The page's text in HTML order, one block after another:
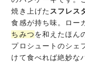
焼き上げた スフレス
食感が持ち味。ロー
ちみつを和えたほん
プロシュートのシェ
けて食べれば絶妙な